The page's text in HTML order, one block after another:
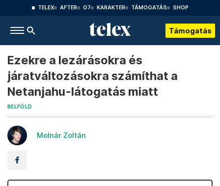
TELEX AFTER G7 KARAKTER TÁMOGATÁS SHOP
Támogatás
Ezekre a lezárásokra és
járatváltozásokra számíthat a
Netanjahu-látogatás miatt
BELFÖLD
Molnár Zoltán